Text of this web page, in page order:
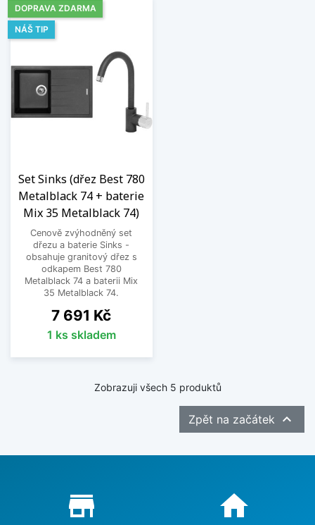
Set Sinks (dřez Best 780
Metalblack 74 + baterie
Mix 35 Metalblack 74)
Cenově zvýhodněný set
dřezu a baterie Sinks -
obsahuje granitový dřez s
odkapem Best 780
Metalblack 74 a baterii Mix
35 Metalblack 74.
Cena
7 691 Kč
1 ks skladem
DOPRAVA ZDARMA
NÁŠ TIP
Zobrazuji všech 5 produktů
Zpět na začátek 
Proč nakupovat u nás?
store_mall_directory home